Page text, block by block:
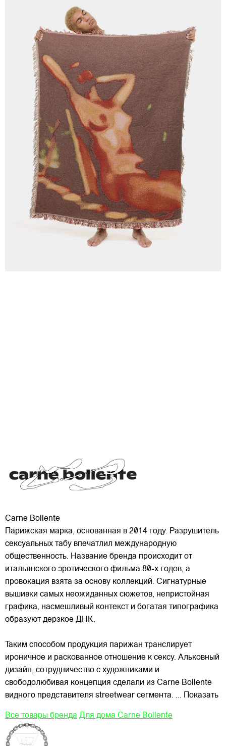
Carne Bollente
Парижская марка, основанная в 2014 году. Разрушитель
сексуальных табу впечатлил международную
общественность. Название бренда происходит от
итальянского эротического фильма 80-х годов, а
провокация взята за основу коллекций. Сигнатурные
вышивки самых неожиданных сюжетов, непристойная
графика, насмешливый контекст и богатая типографика
образуют дерзкое ДНК.
Таким способом продукция парижан транслирует
ироничное и раскованное отношение к сексу. Альковный
дизайн, сотрудничество с художниками и
свободолюбивая концепция сделали из Carne Bollente
видного представителя streetwear сегмента. ... Показать
Все товары бренда Для дома Carne Bollente